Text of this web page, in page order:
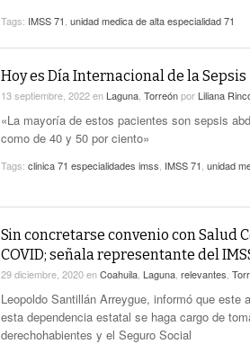
Tags: IMSS 71 unidad medica de alta especialidad 71
Hoy es Día Internacional de la Sepsis
13 septiembre, 2022en Laguna Torreónpor Liliana
«La mayoría de estos pacientes son sepsis
como de 40 y 50 por ciento»
Tags: clinica 71 especialidades imss IMSS 71 unidad
Sin concretarse convenio con Salud
COVID; señala representante del
29 diciembre, 2020enCoahuila Laguna relevantes
Leopoldo Santillán Arreygue, informó que este
esta dependencia estatal se haga cargo de
derechohabientes y el Seguro Social